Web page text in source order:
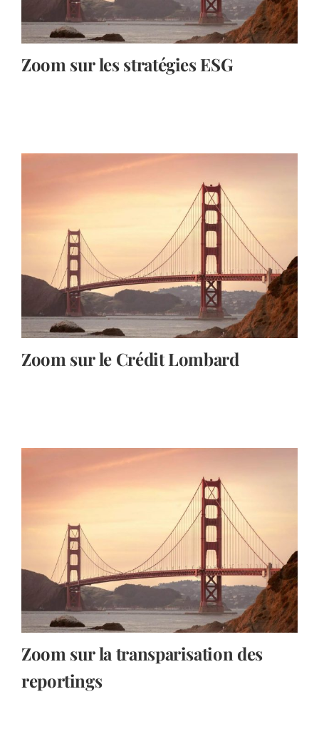
Zoom sur les stratégies ESG
Zoom sur le Crédit Lombard
Zoom sur la transparisation des
reportings